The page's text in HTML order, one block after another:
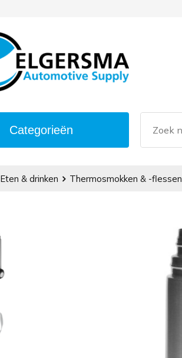
Categorieën
Eten & drinken Thermosmokken & -flessen